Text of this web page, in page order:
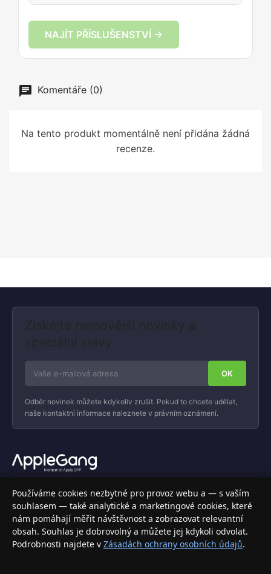
NAJÍT PŘÍSLUŠENSTVÍ →
Komentáře (0)
Na tento produkt momentálně není přidána žádná
recenze.
Získejte nejnovější novinky a
speciální slevy
Odběr novinek můžete kdykoliv zrušit. Pokud to chcete udělat,
naše kontaktní informace naleznete v právním oznámení.
Váš specializovaný obchod s Apple produkty, příslušenstvím a
elektronikou. Nakupujte bezpečně a s jistotou.
INFORMACE
Doprava a doručení
Používáme cookies nezbytné pro provoz webu a — s vaším
souhlasem — také analytické a marketingové cookies, které
nám pomáhají měřit návštěvnost a zobrazovat relevantní
obsah. Souhlas je dobrovolný a můžete jej kdykoli odvolat.
Podrobnosti najdete v Zásadách ochrany osobních údajů.